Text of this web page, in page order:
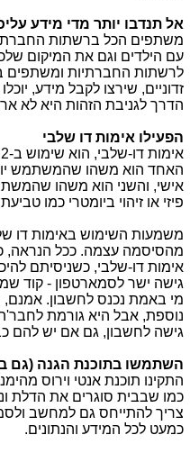
אל תנדבו יותר מדי מידע
משתפים הכל ברשתות
עם הילדים וגם את המיקום
לרשתות החברתיות ומשתפים
זדוניים, שירצו לקבל מידע,
הדרך לגניבת הזהות היא לא
הפעילו אימות דו שלבי
האחד הוא משהו שהמשתמש
אישי, והשני הוא משהו
פיזי או זיהוי ביומטרי כמו
משמעות השימוש באימות דו
מהסיסמה עצמה. ככל הנראה,
אימות דו-שלבי, כשניסיתם
גישה ישר לסמארטפון - קוד
מי באמת נכנס לחשבון.
נוספת, אבל היא גורמת
גישה לחשבון, גם אם יש להם
השתמשו בתוכנת הגנה (גם
התקינו תוכנת אנטי וירוס
כמו שבבית סוגרים את הדלת
צריך להתייחס גם למחשב
כמעט לכל המידע והנתונים.